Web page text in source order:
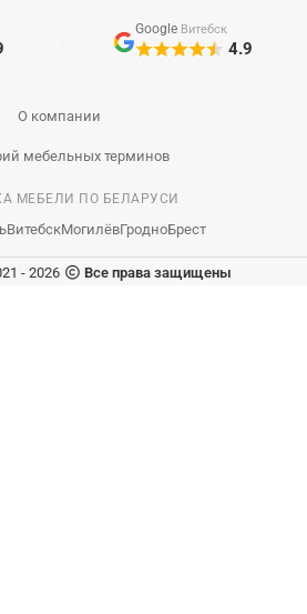
Google Витебск
4.9
О компании
мебельных терминов
МЕБЕЛИ ПО БЕЛАРУСИ
ВитебскМогилёвГродноБрест
- 2026 Все права защищены